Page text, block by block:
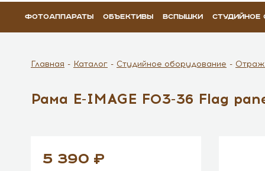
ФОТОАППАРАТЫ ОБЪЕКТИВЫ ВСПЫШКИ СТУДИЙНОЕ
Главная Каталог Студийное оборудование
Рама E-IMAGE F03-36 Flag
5 390